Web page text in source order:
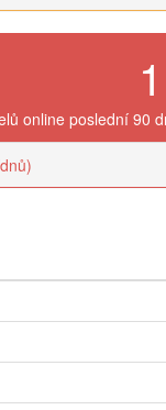
online poslední 90